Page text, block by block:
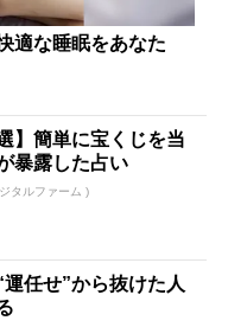
適な睡眠をあなた
】簡単に宝くじを当
暴露した占い
タルファーム )
任せ”から抜けた人